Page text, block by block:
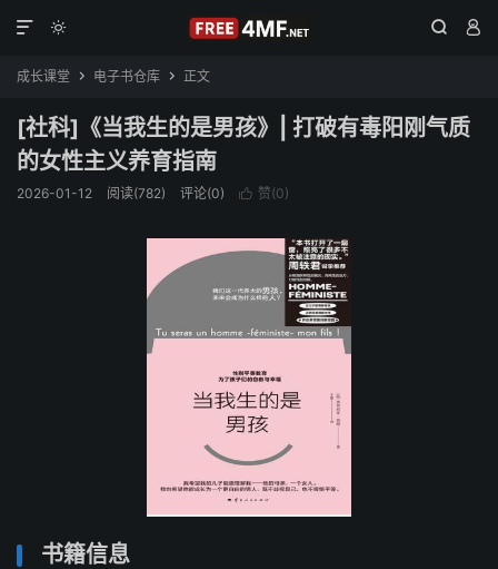
  

成长课堂  电子书仓库  正文
[社科]《当我生的是男孩》| 打破有毒阳刚气质
的女性主义养育指南
2026-01-12 阅读(782) 评论(0)  赞(0)
书籍信息